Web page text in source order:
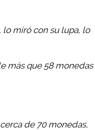
lo miró con su lupa, lo
más que 58 monedas
de 70 monedas,